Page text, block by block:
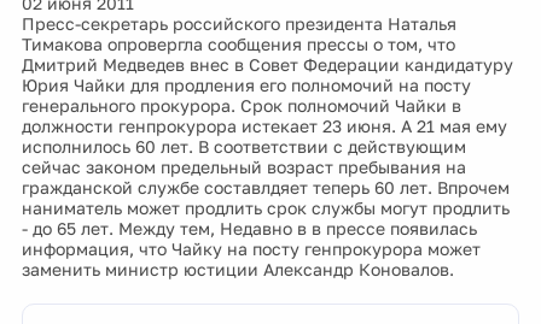
Пресс-секретарь российского президента Наталья
Тимакова опровергла сообщения прессы о том, что
Дмитрий Медведев внес в Совет Федерации кандидатуру
Юрия Чайки для продления его полномочий на посту
генерального прокурора. Срок полномочий Чайки в
должности генпрокурора истекает 23 июня. А 21 мая ему
исполнилось 60 лет. В соответствии с действующим
сейчас законом предельный возраст пребывания на
гражданской службе составлдяет теперь 60 лет. Впрочем
наниматель может продлить срок службы могут продлить
- до 65 лет. Между тем, Недавно в в прессе появилась
информация, что Чайку на посту генпрокурора может
заменить министр юстиции Александр Коновалов.